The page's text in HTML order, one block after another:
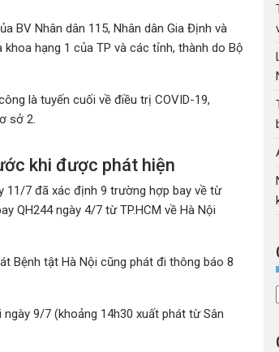
BV Nhân dân 115, Nhân dân Gia Định và
hạng 1 của TP và các tỉnh, thành do Bộ
là tuyến cuối về điều trị COVID-19,
sở 2.
khi được phát hiện
11/7 đã xác định 9 trường hợp bay về từ
QH244 ngày 4/7 từ TP.HCM về Hà Nội
Bệnh tật Hà Nội cũng phát đi thông báo 8
9/7 (khoảng 14h30 xuất phát từ Sân